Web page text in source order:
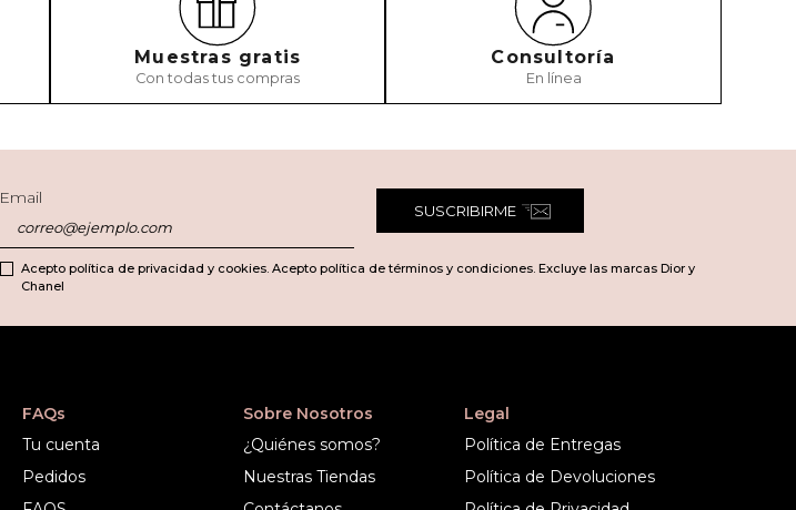
Muestras gratis
Con todas tus compras
Consultoría
En línea
Email
SUSCRIBIRME
Acepto política de privacidad y cookies. Acepto política de términos y condiciones. Excluye las marcas Dior y
Chanel
FAQs
Tu cuenta
Pedidos
Sobre Nosotros
¿Quiénes somos?
Nuestras Tiendas
Legal
Política de Entregas
Política de Devoluciones